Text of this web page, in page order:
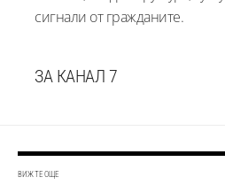
сигнали от гражданите.
ЗА КАНАЛ 7
ВИЖТЕ ОЩЕ